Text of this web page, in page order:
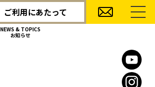
ご利用にあたって
NEWS & TOPICS
お知らせ